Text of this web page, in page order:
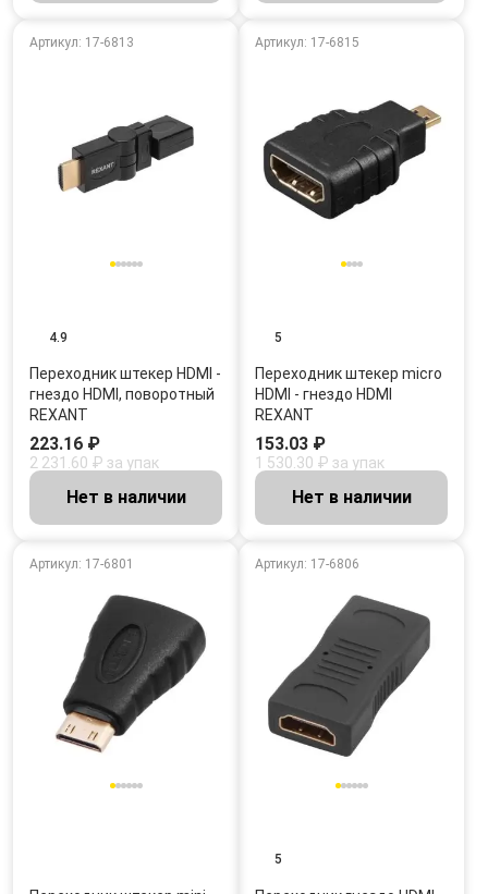
Артикул: 17-6813
4.9
Переходник штекер HDMI -
гнездо HDMI, поворотный
REXANT
223.16 ₽
2 231.60 ₽ за упак
Нет в наличии
Артикул: 17-6815
5
Переходник штекер micro
HDMI - гнездо HDMI
REXANT
153.03 ₽
1 530.30 ₽ за упак
Нет в наличии
Артикул: 17-6801 Артикул: 17-6806
5